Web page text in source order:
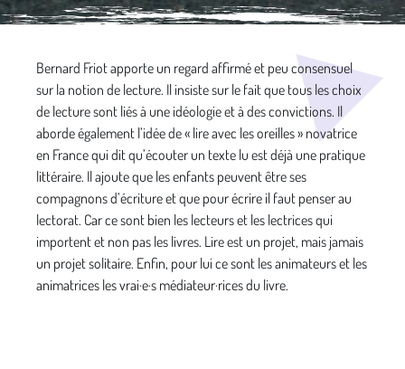
Bernard Friot apporte un regard affirmé et peu consensuel
sur la notion de lecture. Il insiste sur le fait que tous les choix
de lecture sont liés à une idéologie et à des convictions. Il
aborde également l’idée de « lire avec les oreilles » novatrice
en France qui dit qu’écouter un texte lu est déjà une pratique
littéraire. Il ajoute que les enfants peuvent être ses
compagnons d’écriture et que pour écrire il faut penser au
lectorat. Car ce sont bien les lecteurs et les lectrices qui
importent et non pas les livres. Lire est un projet, mais jamais
un projet solitaire. Enfin, pour lui ce sont les animateurs et les
animatrices les vrai·e·s médiateur·rices du livre.